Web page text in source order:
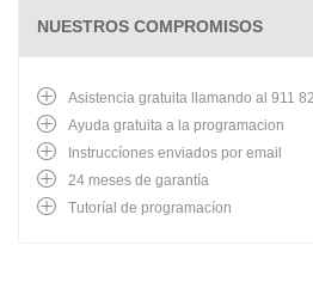
NUESTROS COMPROMISOS
Asistencia gratuita llamando al 911
Ayuda gratuita a la programacion
Instruccíones enviados por email
24 meses de garantía
Tutoríal de programacíon